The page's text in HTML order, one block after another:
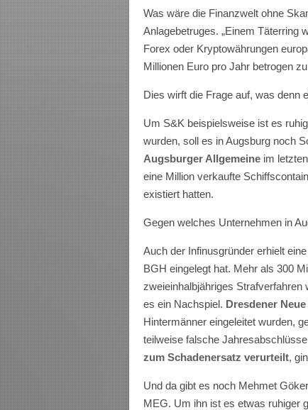
Was wäre die Finanzwelt ohne
Anlagebetruges. „Einem Täterring
Forex oder Kryptowährungen
Millionen Euro pro Jahr betrogen
Dies wirft die Frage auf, was denn
Um S&K beispielsweise ist es
wurden, soll es in Augsburg noch
Augsburger Allgemeine im
eine Million verkaufte
existiert hatten.
Gegen welches Unternehmen in
Auch der Infinusgründer erhielt
BGH eingelegt hat. Mehr als 300
zweieinhalbjähriges
es ein Nachspiel. Dresdener
Hintermänner eingeleitet wurden,
teilweise falsche
zum Schadenersatz verurteilt,
Und da gibt es noch Mehmet
MEG. Um ihn ist es etwas ruhiger